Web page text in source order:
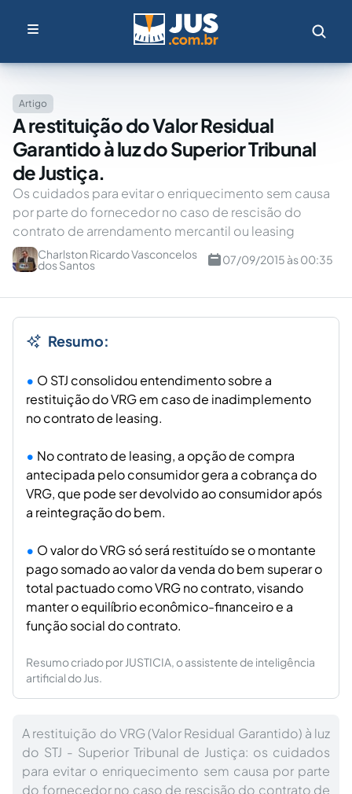
Artigo
A restituição do Valor Residual
Garantido à luz do Superior Tribunal
de Justiça.
Os cuidados para evitar o enriquecimento sem causa
por parte do fornecedor no caso de rescisão do
contrato de arrendamento mercantil ou leasing
Charlston Ricardo Vasconcelos
dos Santos 07/09/2015 às 00:35
Resumo:
O STJ consolidou entendimento sobre a
restituição do VRG em caso de inadimplemento
no contrato de leasing.
No contrato de leasing, a opção de compra
antecipada pelo consumidor gera a cobrança do
VRG, que pode ser devolvido ao consumidor após
a reintegração do bem.
O valor do VRG só será restituído se o montante
pago somado ao valor da venda do bem superar o
total pactuado como VRG no contrato, visando
manter o equilíbrio econômico-financeiro e a
função social do contrato.
Resumo criado por JUSTICIA, o assistente de inteligência
artificial do Jus.
A restituição do VRG (Valor Residual Garantido) à luz
do STJ - Superior Tribunal de Justiça: os cuidados
para evitar o enriquecimento sem causa por parte
do fornecedor no caso de rescisão do contrato de